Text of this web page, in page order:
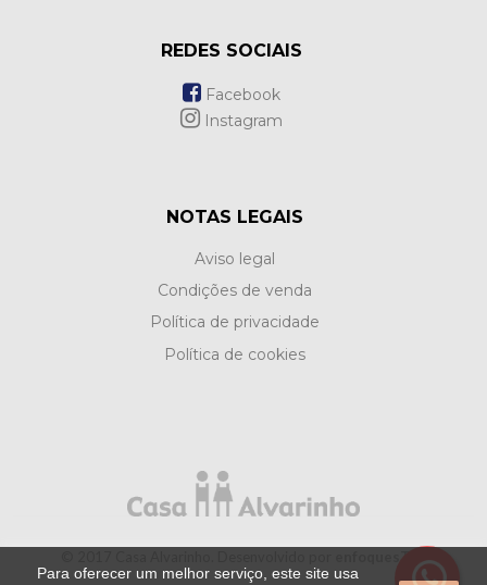
Para oferecer um melhor serviço, este site usa
REDES SOCIAIS
Facebook
Instagram
NOTAS LEGAIS
Aviso legal
Condições de venda
Política de privacidade
Política de cookies
enfoquesTIC.